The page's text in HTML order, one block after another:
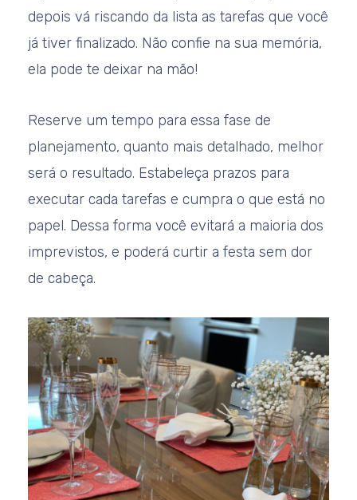
depois vá riscando da lista as tarefas que você
já tiver finalizado. Não confie na sua memória,
ela pode te deixar na mão!
Reserve um tempo para essa fase de
planejamento, quanto mais detalhado, melhor
será o resultado. Estabeleça prazos para
executar cada tarefas e cumpra o que está no
papel. Dessa forma você evitará a maioria dos
imprevistos, e poderá curtir a festa sem dor
de cabeça.